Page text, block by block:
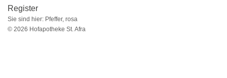
Sie sind hier: Pfeffer, rosa
© 2026 Hofapotheke St. Afra